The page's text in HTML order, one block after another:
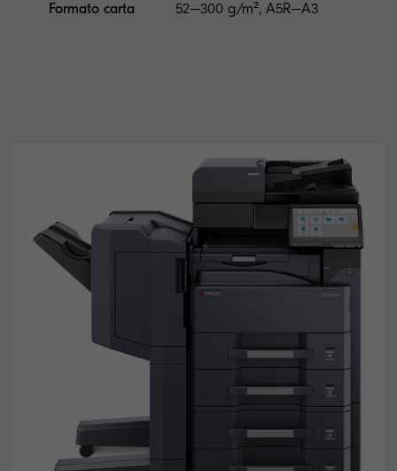
Formato carta
52–300 g/m², A5R–A3